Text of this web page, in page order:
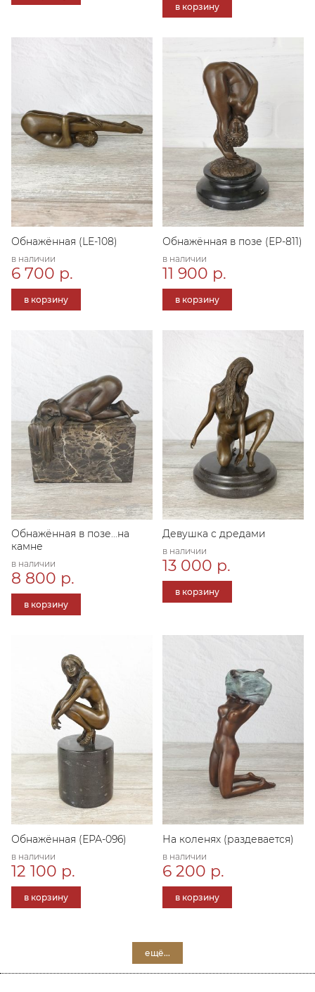
в корзину
Обнажённая (LE-108)
в наличии
6 700 р.
в корзину
Обнажённая в позе (ЕР-811)
в наличии
11 900 р.
в корзину
Обнажённая в позе...на
камне
в наличии
8 800 р.
в корзину
Девушка с дредами
в наличии
13 000 р.
в корзину
Обнажённая (ЕРА-096)
в наличии
12 100 р.
в корзину
На коленях (раздевается)
в наличии
6 200 р.
в корзину
ещё...